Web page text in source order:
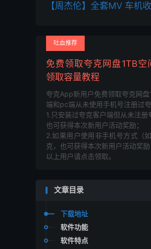
【周杰伦】全套MV 车机
吐血推荐
免费领取夸克网盘1TB空
领取容量教程
夸克App新用户免费领取夸克网
端和pc端从未使用手机号注册过夸
1.只安装过夸克客户端但从未注册
也可获得本次新用户活动奖励；
2.如果用户使用非手机号方式（
克，也可获得本次新用户活动奖励
以上用户请点击领取。
文章目录
下载地址
软件功能
软件特点